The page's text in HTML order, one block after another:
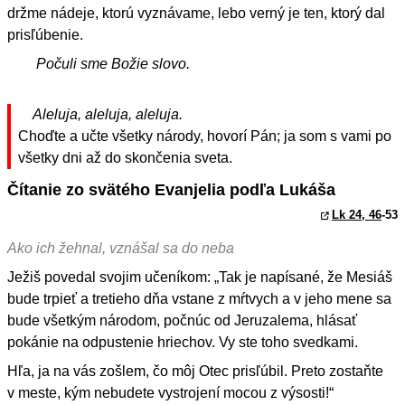
držme nádeje, ktorú vyznávame, lebo verný je ten, ktorý dal
prisľúbenie.
Počuli sme Božie slovo.
Aleluja, aleluja, aleluja.
Choďte a učte všetky národy, hovorí Pán; ja som s vami po
všetky dni až do skončenia sveta.
Čítanie zo svätého Evanjelia podľa Lukáša
Lk 24, 46-53
Ako ich žehnal, vznášal sa do neba
Ježiš povedal svojim učeníkom: „Tak je napísané, že Mesiáš
bude trpieť a tretieho dňa vstane z mŕtvych a v jeho mene sa
bude všetkým národom, počnúc od Jeruzalema, hlásať
pokánie na odpustenie hriechov. Vy ste toho svedkami.
Hľa, ja na vás zošlem, čo môj Otec prisľúbil. Preto zostaňte
v meste, kým nebudete vystrojení mocou z výsosti!“